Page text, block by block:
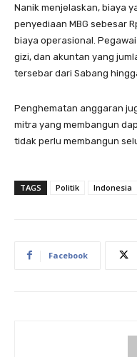
Nanik menjelaskan, biaya
penyediaan MBG sebesar
biaya operasional.
gizi, dan akuntan yang
tersebar dari Sabang
Penghematan anggaran
mitra yang membangun
tidak perlu membangun
TAGS Politik Indonesia
Facebook